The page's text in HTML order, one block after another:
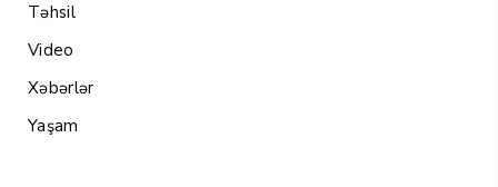
Təhsil
Video
Xəbərlər
Yaşam